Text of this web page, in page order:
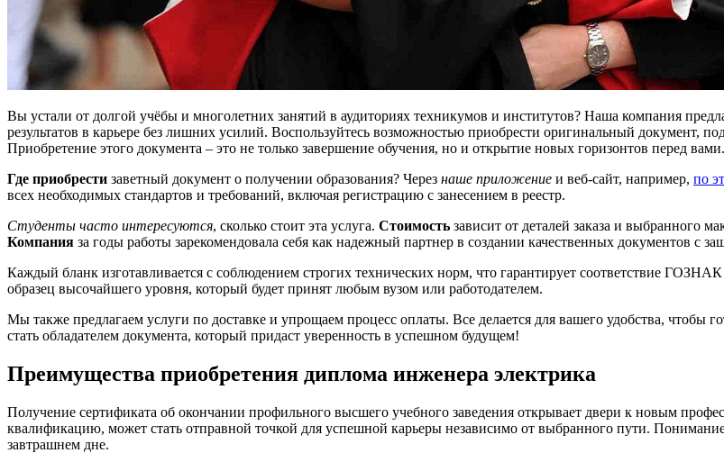
Вы устали от долгой учёбы и многолетних занятий в аудиториях техникумов и институтов? Наша компания
результатов в карьере без лишних усилий. Воспользуйтесь возможностью приобрести оригинальный документ,
Приобретение этого документа – это не только завершение обучения, но и открытие новых горизонтов перед вами.
Где приобрести заветный документ о получении образования? Через наше приложение и веб-сайт, например, по
всех необходимых стандартов и требований, включая регистрацию с занесением в реестр.
Студенты часто интересуются, сколько стоит эта услуга. Стоимость зависит от деталей заказа и выбранного
Компания за годы работы зарекомендовала себя как надежный партнер в создании качественных документов с
Каждый бланк изготавливается с соблюдением строгих технических норм, что гарантирует соответствие
образец высочайшего уровня, который будет принят любым вузом или работодателем.
Мы также предлагаем услуги по доставке и упрощаем процесс оплаты. Все делается для вашего удобства, чтобы
стать обладателем документа, который придаст уверенность в успешном будущем!
Преимущества приобретения диплома инженера электрика
Получение сертификата об окончании профильного высшего учебного заведения открывает двери к новым
квалификацию, может стать отправной точкой для успешной карьеры независимо от выбранного пути.
завтрашнем дне.